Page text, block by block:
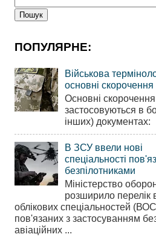
ПОПУЛЯРНЕ:
Військова
основні скорочення
Основні
застосовуються в
інших) документах:
В ЗСУ ввели нові
спеціальності
безпілотниками
Міністерство
розширило перелік
облікових спеціальностей
пов'язаних з застосуванням
авіаційних ...